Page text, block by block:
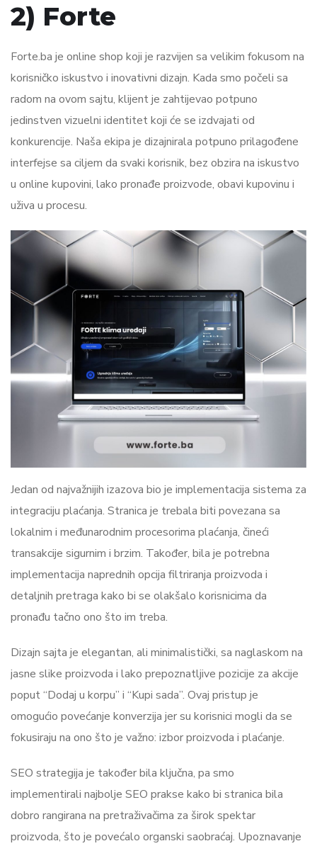
2) Forte
Forte.ba je online shop koji je razvijen sa velikim fokusom na
korisničko iskustvo i inovativni dizajn. Kada smo počeli sa
radom na ovom sajtu, klijent je zahtijevao potpuno
jedinstven vizuelni identitet koji će se izdvajati od
konkurencije. Naša ekipa je dizajnirala potpuno prilagođene
interfejse sa ciljem da svaki korisnik, bez obzira na iskustvo
u online kupovini, lako pronađe proizvode, obavi kupovinu i
uživa u procesu.
Jedan od najvažnijih izazova bio je implementacija sistema za
integraciju plaćanja. Stranica je trebala biti povezana sa
lokalnim i međunarodnim procesorima plaćanja, čineći
transakcije sigurnim i brzim. Također, bila je potrebna
implementacija naprednih opcija filtriranja proizvoda i
detaljnih pretraga kako bi se olakšalo korisnicima da
pronađu tačno ono što im treba.
Dizajn sajta je elegantan, ali minimalistički, sa naglaskom na
jasne slike proizvoda i lako prepoznatljive pozicije za akcije
poput “Dodaj u korpu” i “Kupi sada”. Ovaj pristup je
omogućio povećanje konverzija jer su korisnici mogli da se
fokusiraju na ono što je važno: izbor proizvoda i plaćanje.
SEO strategija je također bila ključna, pa smo
implementirali najbolje SEO prakse kako bi stranica bila
dobro rangirana na pretraživačima za širok spektar
proizvoda, što je povećalo organski saobraćaj. Upoznavanje